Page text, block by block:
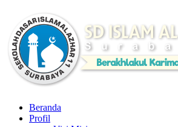
Beranda
Profil